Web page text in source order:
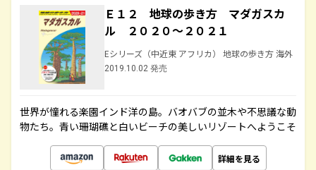
Ｅ１２ 地球の歩き方 マダガスカ
ル ２０２０～２０２１
Eシリーズ（中近東 アフリカ） 地球の歩き方 海外
2019.10.02 発売
世界が憧れる楽園インド洋の島。バオバブの並木や不思議な動
物たち。青い珊瑚礁と白いビーチの美しいリゾートへようこそ
詳細を見る